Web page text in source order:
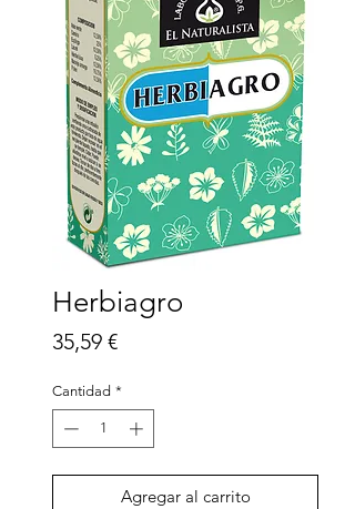
Herbiagro
35,59 €Precio
Cantidad *
Agregar al carrito